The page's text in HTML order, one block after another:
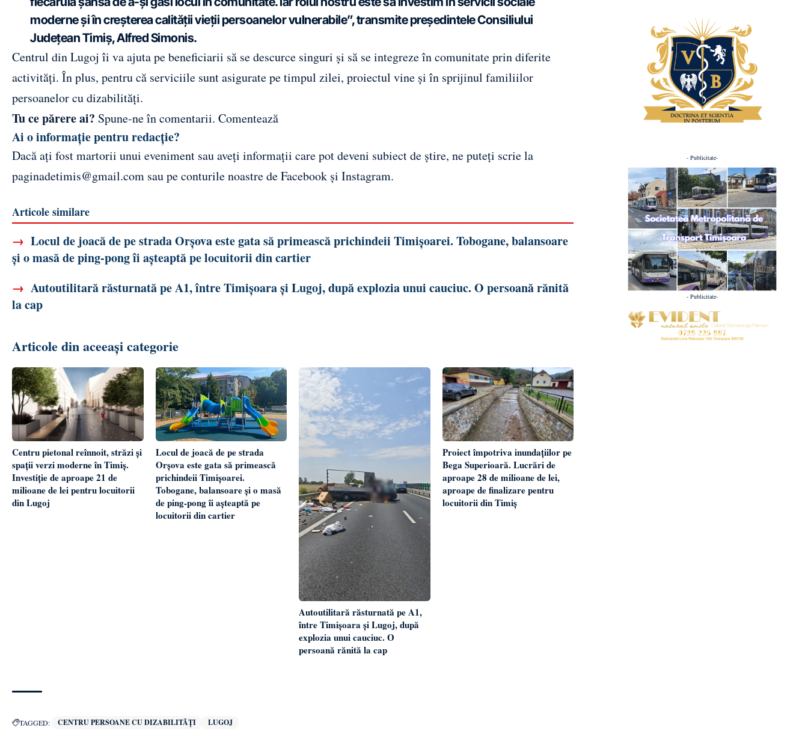
moderne și în creșterea calității vieții persoanelor vulnerabile”, transmite președintele Consiliului
Județean Timiș, Alfred Simonis.
Centrul din Lugoj îi va ajuta pe beneficiarii să se descurce singuri și să se integreze în comunitate prin diferite
activități. În plus, pentru că serviciile sunt asigurate pe timpul zilei, proiectul vine și în sprijinul familiilor
persoanelor cu dizabilități.
Tu ce părere ai? Spune-ne în comentarii. Comentează
Ai o informație pentru redacție?
Dacă ați fost martorii unui eveniment sau aveți informații care pot deveni subiect de știre, ne puteți scrie la
paginadetimis@gmail.com sau pe conturile noastre deFacebook și Instagram.
Articole similare
→ Locul de joacă de pe strada Orșova este gata să primească prichindeii Timișoarei. Tobogane, balansoare
și o masă de ping-pong îi așteaptă pe locuitorii din cartier
→ Autoutilitară răsturnată pe A1, între Timișoara și Lugoj, după explozia unui cauciuc. O persoană rănită
la cap
Articole din aceeași categorie
Centru pietonal reînnoit, străzi și
spații verzi moderne în Timiș.
Investiție de aproape 21 de
milioane de lei pentru locuitorii
din Lugoj
Locul de joacă de pe strada
Orșova este gata să primească
prichindeii Timișoarei.
Tobogane, balansoare și o masă
de ping-pong îi așteaptă pe
locuitorii din cartier
Autoutilitară răsturnată pe A1,
între Timișoara și Lugoj, după
explozia unui cauciuc. O
persoană rănită la cap
Proiect împotriva inundațiilor pe
Bega Superioară. Lucrări de
aproape 28 de milioane de lei,
aproape de finalizare pentru
locuitorii din Timiș
TAGGED: CENTRU PERSOANE CU DIZABILITĂȚI LUGOJ
- Publicitate-
- Publicitate-